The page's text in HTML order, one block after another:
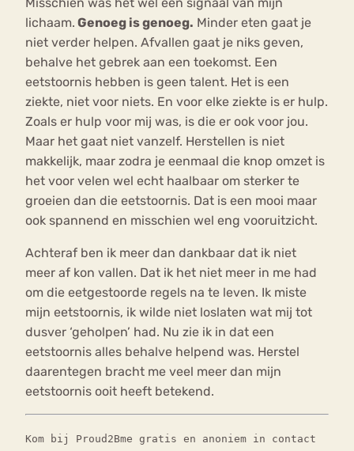
Misschien was het wel een signaal van mijn
lichaam. Genoeg is genoeg. Minder eten gaat je
niet verder helpen. Afvallen gaat je niks geven,
behalve het gebrek aan een toekomst. Een
eetstoornis hebben is geen talent. Het is een
ziekte, niet voor niets. En voor elke ziekte is er hulp.
Zoals er hulp voor mij was, is die er ook voor jou.
Maar het gaat niet vanzelf. Herstellen is niet
makkelijk, maar zodra je eenmaal die knop omzet is
het voor velen wel echt haalbaar om sterker te
groeien dan die eetstoornis. Dat is een mooi maar
ook spannend en misschien wel eng vooruitzicht.
Achteraf ben ik meer dan dankbaar dat ik niet
meer af kon vallen. Dat ik het niet meer in me had
om die eetgestoorde regels na te leven. Ik miste
mijn eetstoornis, ik wilde niet loslaten wat mij tot
dusver ‘geholpen’ had. Nu zie ik in dat een
eetstoornis alles behalve helpend was. Herstel
daarentegen bracht me veel meer dan mijn
eetstoornis ooit heeft betekend.
Kom bij Proud2Bme gratis en anoniem in contact